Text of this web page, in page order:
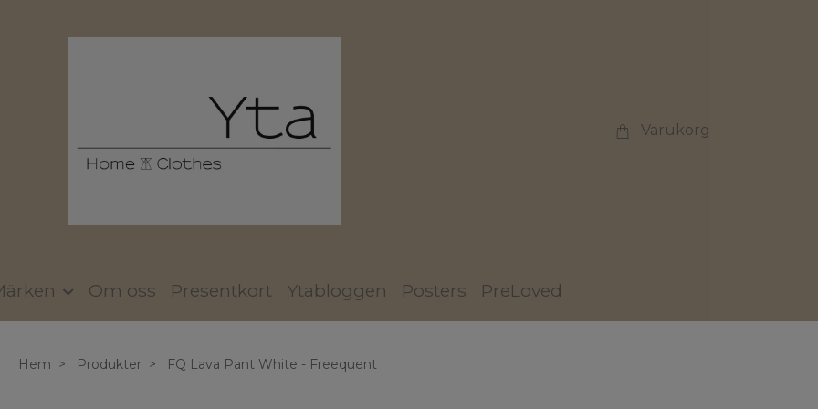
Varukorg
Om oss Presentkort Ytabloggen Posters PreLoved
Hem Produkter FQ Lava Pant White - Freequent